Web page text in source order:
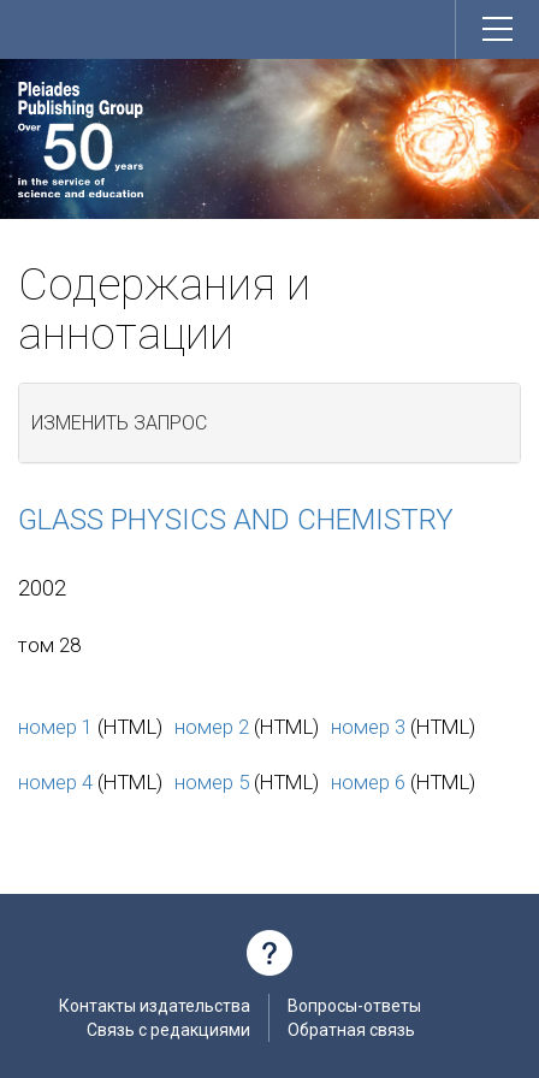
Содержания и
аннотации
ИЗМЕНИТЬ ЗАПРОС
GLASS PHYSICS AND CHEMISTRY
2002
том 28
номер 1 (HTML) номер 2 (HTML) номер 3 (HTML)
номер 4 (HTML) номер 5 (HTML) номер 6 (HTML)
Контакты издательства
Связь с редакциями
Вопросы-ответы
Обратная связь